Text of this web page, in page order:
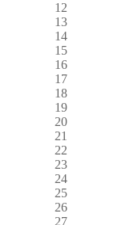
12
13
14
15
16
17
18
19
20
21
22
23
24
25
26
27